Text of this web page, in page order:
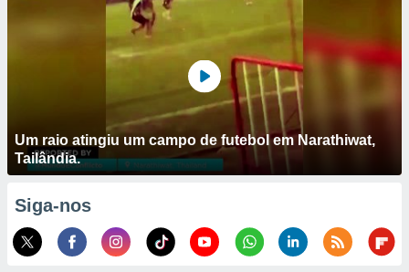
Um raio atingiu um campo de futebol em Narathiwat,
Tailândia.
Siga-nos